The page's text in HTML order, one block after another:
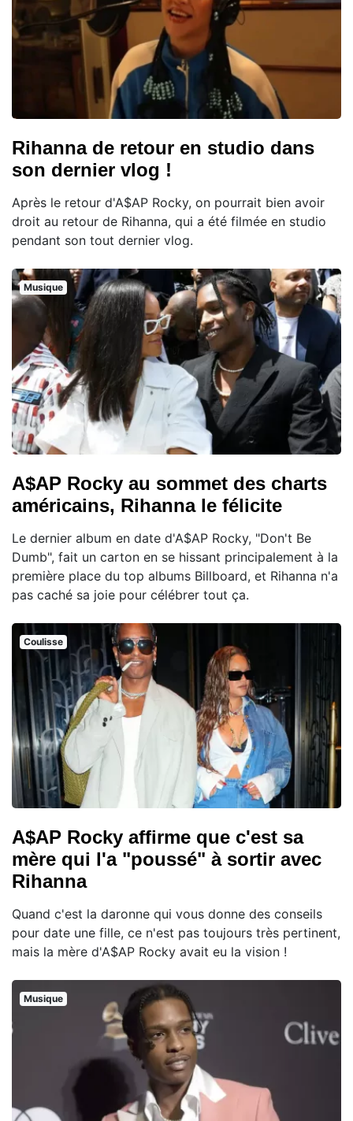
Rihanna de retour en studio dans
son dernier vlog !
Après le retour d'A$AP Rocky, on pourrait bien avoir
droit au retour de Rihanna, qui a été filmée en studio
pendant son tout dernier vlog.
Musique
A$AP Rocky au sommet des charts
américains, Rihanna le félicite
Le dernier album en date d'A$AP Rocky, "Don't Be
Dumb", fait un carton en se hissant principalement à la
première place du top albums Billboard, et Rihanna n'a
pas caché sa joie pour célébrer tout ça.
Coulisse
A$AP Rocky affirme que c'est sa
mère qui l'a "poussé" à sortir avec
Rihanna
Quand c'est la daronne qui vous donne des conseils
pour date une fille, ce n'est pas toujours très pertinent,
mais la mère d'A$AP Rocky avait eu la vision !
Musique